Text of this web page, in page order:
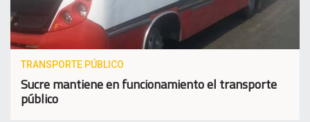
TRANSPORTE PÚBLICO
Sucre mantiene en funcionamiento el transporte
público